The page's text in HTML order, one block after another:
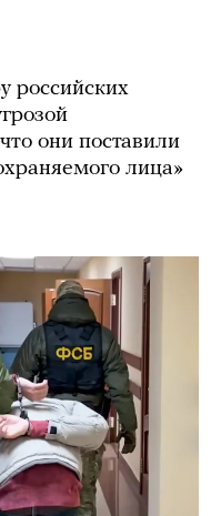
российских
они поставили
лица»